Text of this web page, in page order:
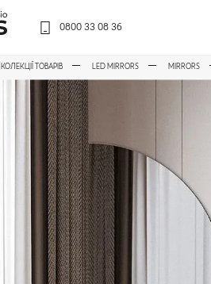
0800 33 08 36
КОЛЕКЦІЇ ТОВАРІВ LED MIRRORS MIRRORS